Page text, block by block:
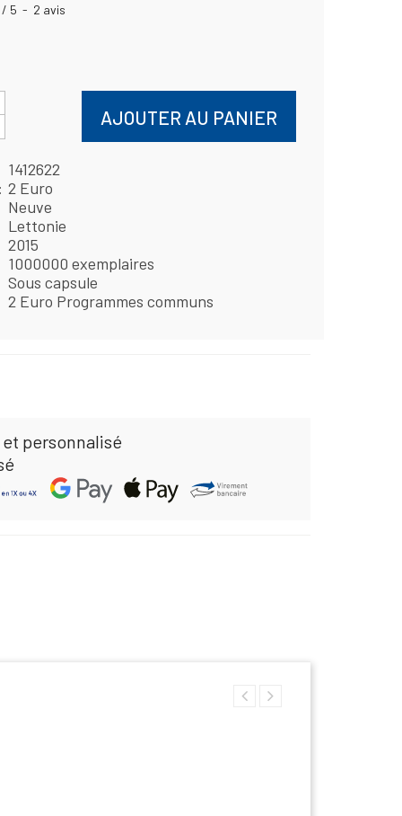
/ 5 - 2 avis
AJOUTER AU PANIER
1412622
2 Euro
Neuve
Lettonie
2015
1000000 exemplaires
Sous capsule
2 Euro Programmes communs
personnalisé